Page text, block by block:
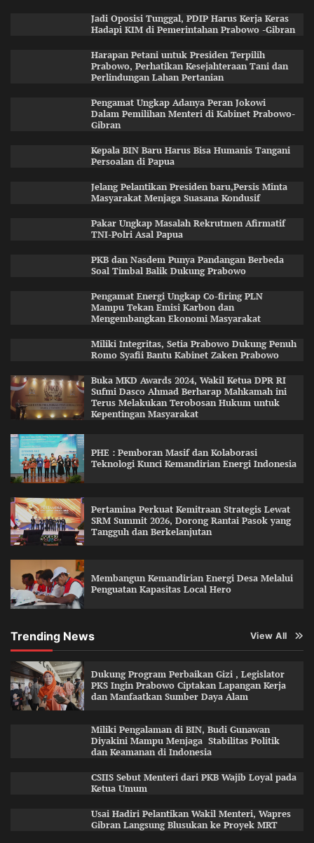
Jadi Oposisi Tunggal, PDIP Harus Kerja Keras
Hadapi KIM di Pemerintahan Prabowo -Gibran
Harapan Petani untuk Presiden Terpilih
Prabowo, Perhatikan Kesejahteraan Tani dan
Perlindungan Lahan Pertanian
Pengamat Ungkap Adanya Peran Jokowi
Dalam Pemilihan Menteri di Kabinet Prabowo-
Gibran
Kepala BIN Baru Harus Bisa Humanis Tangani
Persoalan di Papua
Jelang Pelantikan Presiden baru,Persis Minta
Masyarakat Menjaga Suasana Kondusif
Pakar Ungkap Masalah Rekrutmen Afirmatif
TNI-Polri Asal Papua
PKB dan Nasdem Punya Pandangan Berbeda
Soal Timbal Balik Dukung Prabowo
Pengamat Energi Ungkap Co-firing PLN
Mampu Tekan Emisi Karbon dan
Mengembangkan Ekonomi Masyarakat
Miliki Integritas, Setia Prabowo Dukung Penuh
Romo Syafii Bantu Kabinet Zaken Prabowo
Buka MKD Awards 2024, Wakil Ketua DPR RI
Sufmi Dasco Ahmad Berharap Mahkamah ini
Terus Melakukan Terobosan Hukum untuk
Kepentingan Masyarakat
PHE : Pemboran Masif dan Kolaborasi
Teknologi Kunci Kemandirian Energi Indonesia
Pertamina Perkuat Kemitraan Strategis Lewat
SRM Summit 2026, Dorong Rantai Pasok yang
Tangguh dan Berkelanjutan
Membangun Kemandirian Energi Desa Melalui
Penguatan Kapasitas Local Hero
Trending News View All
Dukung Program Perbaikan Gizi , Legislator
PKS Ingin Prabowo Ciptakan Lapangan Kerja
dan Manfaatkan Sumber Daya Alam
Miliki Pengalaman di BIN, Budi Gunawan
Diyakini Mampu Menjaga Stabilitas Politik
dan Keamanan di Indonesia
CSIIS Sebut Menteri dari PKB Wajib Loyal pada
Ketua Umum
Usai Hadiri Pelantikan Wakil Menteri, Wapres
Gibran Langsung Blusukan ke Proyek MRT